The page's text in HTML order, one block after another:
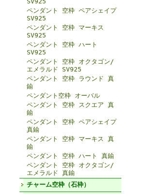
ペンダント 空枠 ペアシェイプ
SV925
ペンダント 空枠 マーキス
SV925
ペンダント 空枠 ハート
SV925
ペンダント 空枠 オクタゴン/
エメラルド SV925
ペンダント 空枠 ラウンド 真
鍮
ペンダント空枠 オーバル
ペンダント 空枠 スクエア 真
鍮
ペンダント 空枠 ペアシェイプ
真鍮
ペンダント 空枠 マーキス 真
鍮
ペンダント 空枠 ハート 真鍮
ペンダント 空枠 オクタゴン/
エメラルド 真鍮
チャーム空枠（石枠）